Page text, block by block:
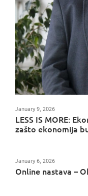
LESS IS MORE:
zašto ekonomija
January 9, 2026
Online nastava –
January 6, 2026